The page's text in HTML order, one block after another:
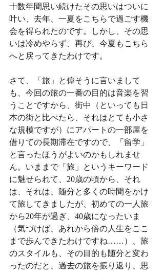
十数年間思い続けたその思いはついに
叶い、去年、一夏をこちらで過ごす機
会を得られたのです。しかし、その思
いは冷めやらず、再び、今夏もこちら
へと戻ってきたわけです。
さて、「旅」と偉そうに言いまして
も、今回の旅の一番の目的は音楽を習
うことですから、街中（といっても日
本の街と比べたら、それはとても小さ
な規模ですが）にアパートの一部屋を
借りての長期滞在ですので、「留学」
と言ったほうがよいのかもしれませ
ん。いままで「旅」というキーワード
に魅せられて、20歳の頃から、それ
は、それは、随分と多くの時間をかけ
て旅してきましたが、初めての一人旅
から20年が過ぎ、40歳になったいま
（気づけば、あれから倍の人生をここ
まで歩んできたわけですね……）、旅
のスタイルも、その目的も随分と変わ
ったのだと、過去の旅を振り返り、思